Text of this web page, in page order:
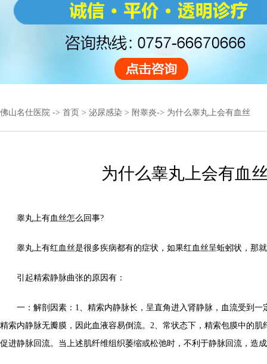
佛山名仕医院 -> 首页 > 泌尿感染 > 附睾炎-> 为什么睾丸上会有血丝
为什么睾丸上会有血
睾丸上有血丝怎么回事?
睾丸上有红血丝是很多疾病都有的症状，如果红血丝呈蚯蚓状，那
引起精索静脉曲张的原因有：
一：解剖因素：1、精索内静脉长，呈直角进入肾静脉，血流受到一
精索内静脉无瓣膜，因此血液容易倒流。2、常状态下，精索包膜中的肌
促进静脉回流。当上述肌纤维组织萎缩或松弛时，不利于静脉回流，造